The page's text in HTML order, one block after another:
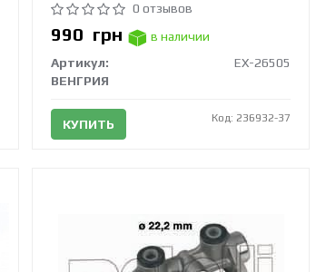
0 отзывов
990 грн
в наличии
Артикул:
EX-26505
ВЕНГРИЯ
КУПИТЬ Код: 236932-37